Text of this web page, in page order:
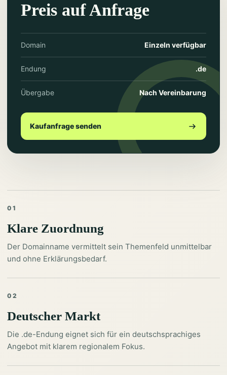
Preis auf Anfrage
Domain Einzeln verfügbar
Endung .de
Übergabe Nach Vereinbarung
Kaufanfrage senden
01
Klare Zuordnung
Der Domainname vermittelt sein Themenfeld unmittelbar
und ohne Erklärungsbedarf.
02
Deutscher Markt
Die .de-Endung eignet sich für ein deutschsprachiges
Angebot mit klarem regionalem Fokus.